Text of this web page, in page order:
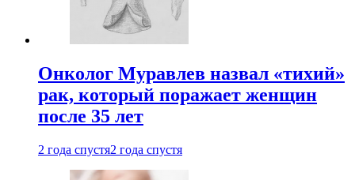
Онколог Муравлев назвал «тихий»
рак, который поражает женщин
после 35 лет
2 года спустя2 года спустя